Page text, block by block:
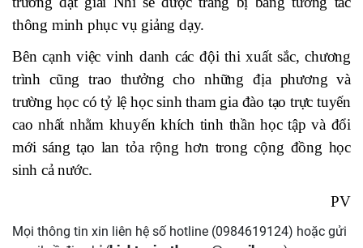
thông minh phục vụ giảng dạy.
Bên cạnh việc vinh danh các đội thi xuất sắc, chương
trình cũng trao thưởng cho những địa phương và
trường học có tỷ lệ học sinh tham gia đào tạo trực tuyến
cao nhất nhằm khuyến khích tinh thần học tập và đổi
mới sáng tạo lan tỏa rộng hơn trong cộng đồng học
sinh cả nước.
PV
Mọi thông tin xin liên hệ số hotline (0984619124) hoặc gửi